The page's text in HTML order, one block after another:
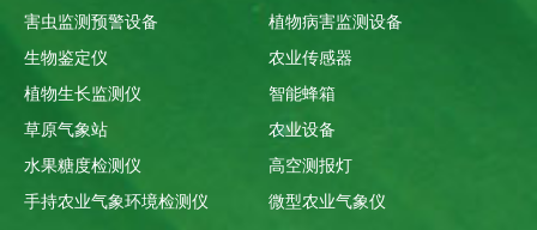
害虫监测预警设备
植物病害监测设备
生物鉴定仪
农业传感器
植物生长监测仪
智能蜂箱
草原气象站
农业设备
水果糖度检测仪
高空测报灯
手持农业气象环境检测仪
微型农业气象仪